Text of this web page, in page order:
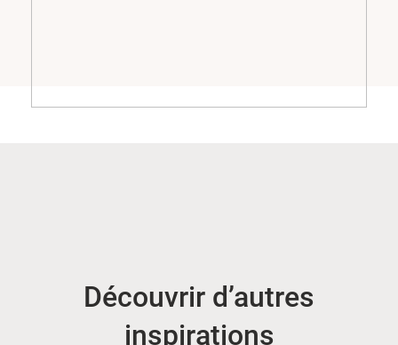
Découvrir d’autres
inspirations